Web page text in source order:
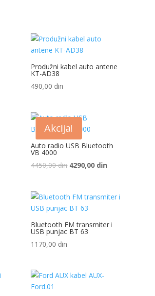
Produžni kabel auto antene
KT-AD38
490,00 din
Akcija!
Auto radio USB Bluetooth
VB 4000
4450,00din Originalna
bila:
4450,00 din.
4290,00 din
4290,00 din.
Bluetooth FM transmiter i
USB punjac BT 63
1170,00 din